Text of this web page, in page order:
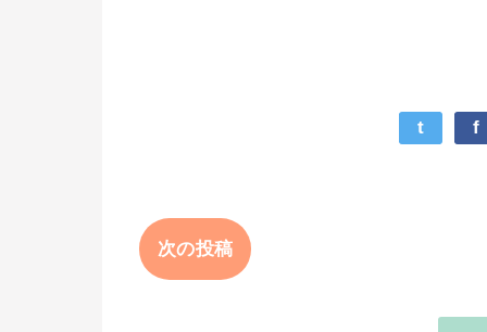
t f
次の投稿